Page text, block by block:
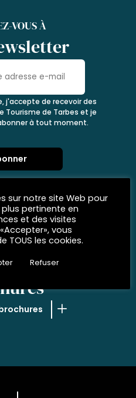
VOUS À
j'accepte de recevoir des
Tourisme de Tarbes et je
à tout moment.
sur notre site Web pour
pertinente en
et des visites
vous
TOUS les cookies.
Refuser